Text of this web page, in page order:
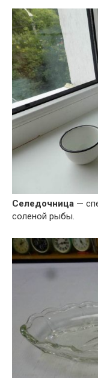
Селедочница —
соленой рыбы.